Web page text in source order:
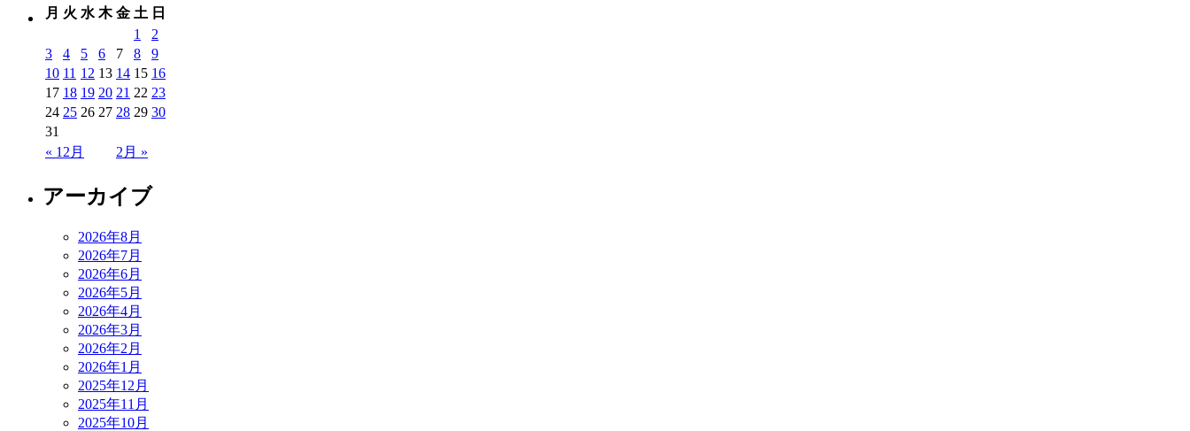
月 火 水 木 金 土 日
« 12月 2月 »
1
2
3
4 5 6 7 8
9
10 11 12 13 14 15 16
17 18 19 20 21 22 23
24 25 26 27 28 29 30
31
アーカイブ
2026年8月
2026年7月
2026年6月
2026年5月
2026年4月
2026年3月
2026年2月
2026年1月
2025年12月
2025年11月
2025年10月